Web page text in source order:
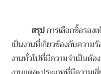
สรุปการเลือกซื้อรอง
เป็นงานที่เกี่ยวข้องกับความ
งานทั่วไปที่มีความจำเป็นต้อ